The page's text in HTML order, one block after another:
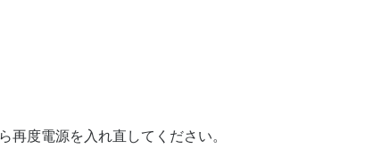
再度電源を入れ直してください。